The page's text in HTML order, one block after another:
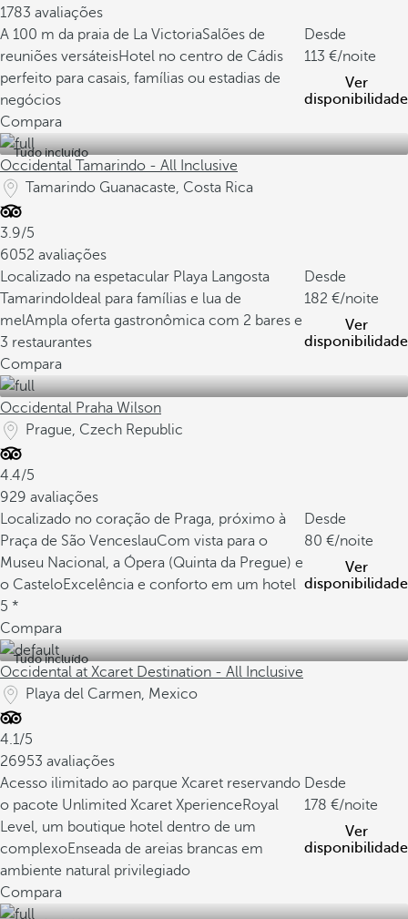
1783 avaliações
A 100 m da praia de La VictoriaSalões de
reuniões versáteisHotel no centro de Cádis
perfeito para casais, famílias ou estadias de
negócios
Desde
113
/noite
Ver
disponibilidade
Compara
Tudo incluído
Occidental Tamarindo - All Inclusive
Tamarindo Guanacaste, Costa Rica
3.9/5
6052 avaliações
Localizado na espetacular Playa Langosta
Tamarindo Ideal para famílias e lua de
melAmpla oferta gastronômica com 2 bares e
3 restaurantes
Desde
182
/noite
Ver
disponibilidade
Compara
Occidental Praha Wilson
Prague, Czech Republic
4.4/5
929 avaliações
Localizado no coração de Praga, próximo à
Praça de São VenceslauCom vista para o
Museu Nacional, a Ópera (Quinta da Pregue) e
o CasteloExcelência e conforto em um hotel
5 *
Desde
80
/noite
Ver
disponibilidade
Compara
Tudo incluído
Occidental at Xcaret Destination - All Inclusive
Playa del Carmen, Mexico
4.1/5
26953 avaliações
Acesso ilimitado ao parque Xcaret reservando
o pacote Unlimited Xcaret XperienceRoyal
Level, um boutique hotel dentro de um
complexoEnseada de areias brancas em
ambiente natural privilegiado
Desde
178
/noite
Ver
disponibilidade
Compara